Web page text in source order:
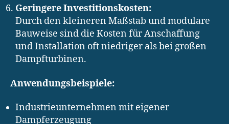
Geringere Investitionskosten:
Durch den kleineren Maßstab und modulare
Bauweise sind die Kosten für Anschaffung
und Installation oft niedriger als bei großen
Dampfturbinen.
Anwendungsbeispiele:
Industrieunternehmen mit eigener
Dampferzeugung